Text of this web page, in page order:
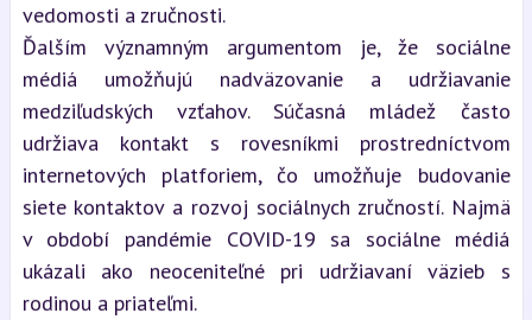
vedomosti a zručnosti.
Ďalším významným argumentom je, že sociálne
médiá umožňujú nadväzovanie a udržiavanie
medziľudských vzťahov. Súčasná mládež často
udržiava kontakt s rovesníkmi prostredníctvom
internetových platforiem, čo umožňuje budovanie
siete kontaktov a rozvoj sociálnych zručností. Najmä
v období pandémie COVID-19 sa sociálne médiá
ukázali ako neoceniteľné pri udržiavaní väzieb s
rodinou a priateľmi.